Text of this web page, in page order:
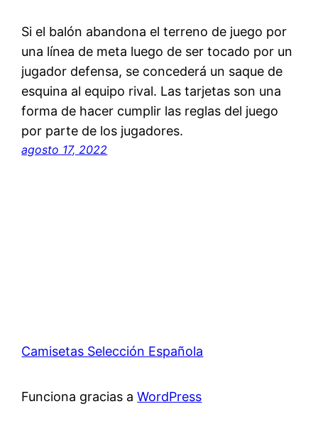
Si el balón abandona el terreno de juego por
una línea de meta luego de ser tocado por un
jugador defensa, se concederá un saque de
esquina al equipo rival. Las tarjetas son una
forma de hacer cumplir las reglas del juego
por parte de los jugadores.
agosto 17, 2022
Camisetas Selección Española
Funciona gracias aWordPress